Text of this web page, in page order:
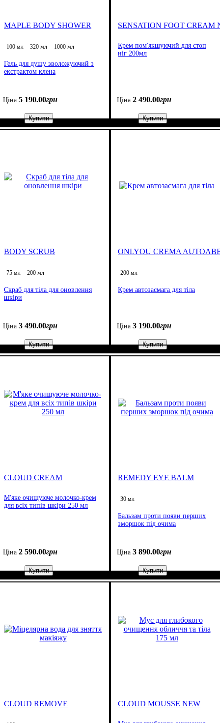
MAPLE BODY SHOWER
100 мл 320 мл 1000 мл
Гель для душу зволожуючий з
екстрактом клена
Ціна 5 190.00грн
Купити
SENSATION FOOT CREAM
Крем пом'якшуючий для стоп
ніг 200мл
Ціна 2 490.00грн
Купити
BODY SCRUB
75 мл 200 мл
Скраб для тіла для оновлення
шкіри
Ціна 3 490.00грн
Купити
ONLYOU CREMA
200 мл
Крем автозасмага для тіла
Ціна 3 190.00грн
Купити
CLOUD CREAM
М'яке очищуюче молочко-крем
для всіх типів шкіри 250 мл
Ціна 2 590.00грн
Купити
REMEDY EYE BALM
30 мл
Бальзам проти появи перших
зморшок під очима
Ціна 3 890.00грн
Купити
CLOUD REMOVE CLOUD MOUSSE NEW